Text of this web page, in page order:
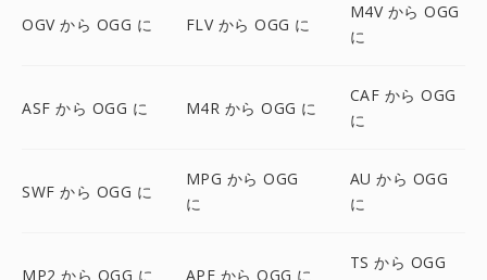
OGV から OGG に FLV から OGG に
M4V から OGG
に
ASF から OGG に M4R から OGG に
CAF から OGG
に
SWF から OGG に
MPG から OGG
に
AU から OGG
に
MP2 から OGG に APE から OGG に
TS から OGG